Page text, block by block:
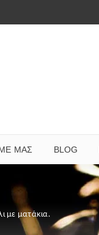
ΜΑΣ BLOG
με ματάκια.